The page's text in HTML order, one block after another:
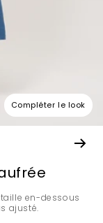
Compléter le look
en-dessous
ajusté.